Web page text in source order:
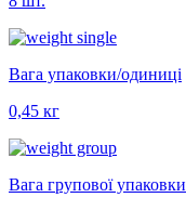
Вага упаковки/одиниці
0,45 кг
Вага групової упаковки